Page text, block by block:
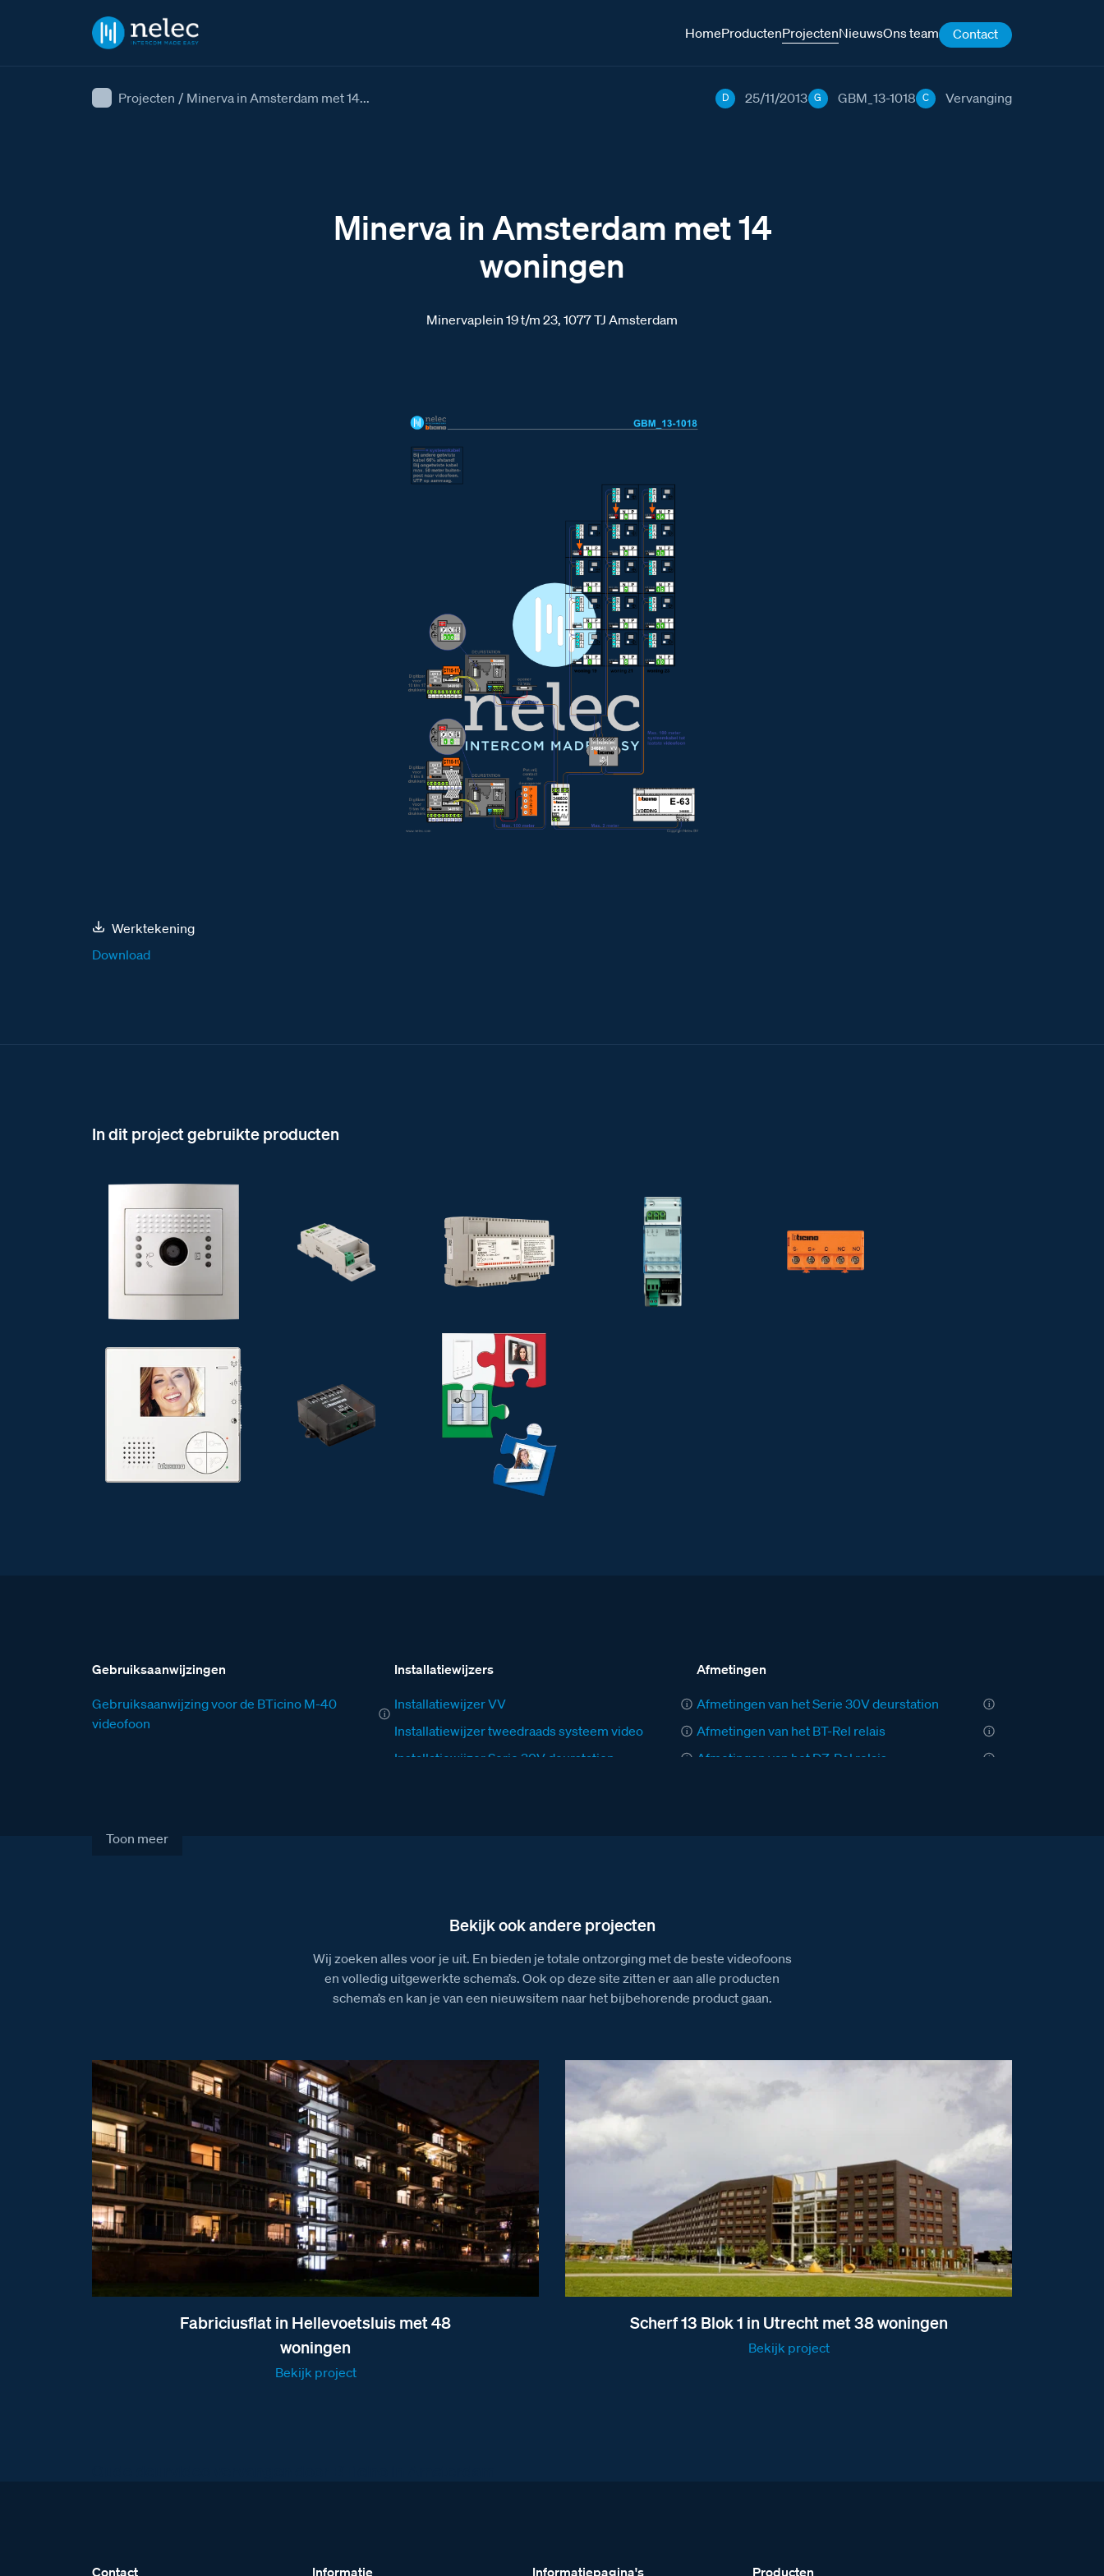
HomeProductenProjectenNieuwsOns team Contact
Projecten / Minerva in Amsterdam met 14... D 25/11/2013 G GBM_13-1018 C Vervanging
Minerva in Amsterdam met 14
woningen
Minervaplein 19 t/m 23, 1077 TJ Amsterdam
Werktekening
Download
In dit project gebruikte producten
Gebruiksaanwijzingen
Gebruiksaanwijzing voor de BTicino M-40
videofoon
Installatiewijzers
Installatiewijzer VV
Installatiewijzer tweedraads systeem video
Installatiewijzer Serie 30V deurstation
Afmetingen
Afmetingen van het Serie 30V deurstation
Afmetingen van het BT-Rel relais
Afmetingen van het DZ-Rel relais
Toon meer
Bekijk ook andere projecten
Wij zoeken alles voor je uit. En bieden je totale ontzorging met de beste videofoons
en volledig uitgewerkte schema’s. Ook op deze site zitten er aan alle producten
schema’s en kan je van een nieuwsitem naar het bijbehorende product gaan.
Fabriciusflat in Hellevoetsluis met 48
woningen
Bekijk project
Scherf 13 Blok 1 in Utrecht met 38 woningen
Bekijk project
Contact Informatie Informatiepagina's Producten